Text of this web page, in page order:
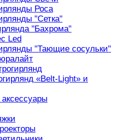
Роса
"Сетка"
"Бахрома"
Led
"Тающие сосульки"
«Belt-Light» и